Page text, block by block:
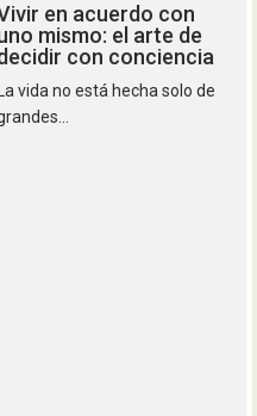
en acuerdo con
mismo: el arte de
con conciencia
La vida no está hecha solo de